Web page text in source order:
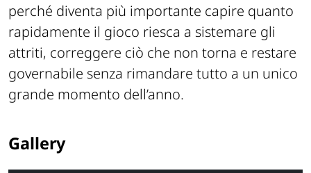
perché diventa più importante capire quanto
rapidamente il gioco riesca a sistemare gli
attriti, correggere ciò che non torna e restare
governabile senza rimandare tutto a un unico
grande momento dell’anno.
Gallery